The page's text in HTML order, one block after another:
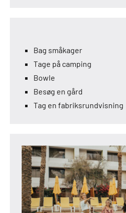
Bag småkager
Tage på camping
Bowle
Besøg en gård
Tag en fabriksrundvisning